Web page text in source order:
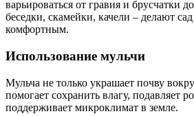
варьироваться от гравия и брусчатки
беседки, скамейки, качели – делают
комфортным.
Использование мульчи
Мульча не только украшает почву
помогает сохранить влагу, подавляет
поддерживает микроклимат в земле.